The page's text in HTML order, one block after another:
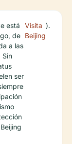
está
de
a las
Sin
ser
Visita
Beijing
).